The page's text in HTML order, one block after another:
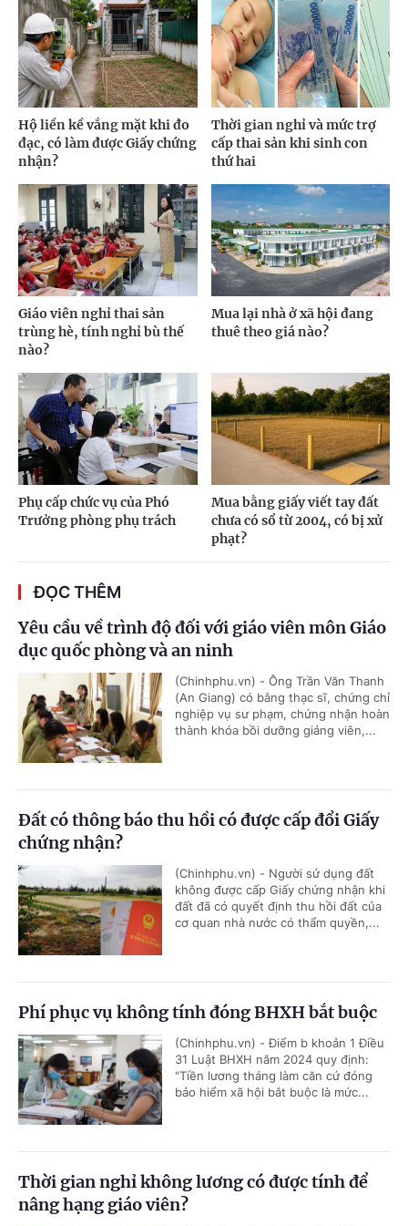
Hộ liền kề vắng mặt khi đo
đạc, có làm được Giấy chứng
nhận?
Thời gian nghỉ và mức trợ
cấp thai sản khi sinh con
thứ hai
Giáo viên nghỉ thai sản
trùng hè, tính nghỉ bù thế
nào?
Mua lại nhà ở xã hội đang
thuê theo giá nào?
Phụ cấp chức vụ của Phó
Trưởng phòng phụ trách
Mua bằng giấy viết tay đất
chưa có sổ từ 2004, có bị xử
phạt?
ĐỌC THÊM
Yêu cầu về trình độ đối với giáo viên môn Giáo
dục quốc phòng và an ninh
(Chinhphu.vn) - Ông Trần Văn Thanh
(An Giang) có bằng thạc sĩ, chứng chỉ
nghiệp vụ sư phạm, chứng nhận hoàn
thành khóa bồi dưỡng giảng viên,...
Đất có thông báo thu hồi có được cấp đổi Giấy
chứng nhận?
(Chinhphu.vn) - Người sử dụng đất
không được cấp Giấy chứng nhận khi
đất đã có quyết định thu hồi đất của
cơ quan nhà nước có thẩm quyền,...
Phí phục vụ không tính đóng BHXH bắt buộc
(Chinhphu.vn) - Điểm b khoản 1 Điều
31 Luật BHXH năm 2024 quy định:
"Tiền lương tháng làm căn cứ đóng
bảo hiểm xã hội bắt buộc là mức...
Thời gian nghỉ không lương có được tính để
nâng hạng giáo viên?